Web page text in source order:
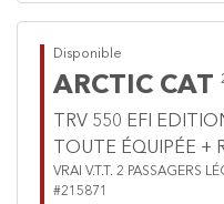
Disponible
ARCTIC CAT
TRV 550 EFI
TOUTE ÉQUIPÉE +
VRAI V.T.T. 2 PASSAGERS
#215871